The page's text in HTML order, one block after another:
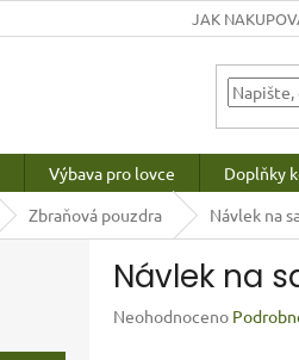
JAK
Výbava pro lovce Doplňky
Zbraňová pouzdra Návlek na
Návlek na
Průměrné
Neohodnoceno